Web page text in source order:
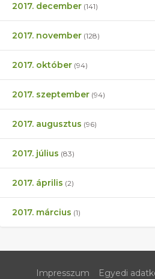
2017. december (141)
2017. november (128)
2017. október (94)
2017. szeptember (94)
2017. augusztus (96)
2017. július (83)
2017. április (2)
2017. március (1)
Impresszum Egyedi